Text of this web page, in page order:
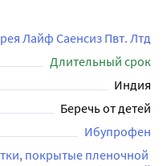
боль в спине;
лихорадочное
заболеваниях.
Только для
Капсулу
между приёмами
Лайф Саенсиз Пвт. Лтд
Длительный срок
Индия
Беречь от детей
Ибупрофен
покрытые пленочной